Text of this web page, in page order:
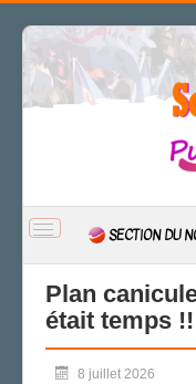
BASCULER
NAVIGATION
SECTION DU
ACTUALITÉ
CSAL
CAP/Recours
Plan
était temps !!
8 juillet 2026